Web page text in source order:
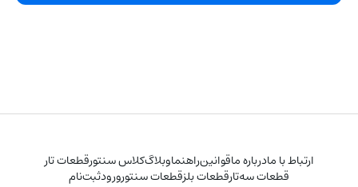
ارتباط با مادرباره ماقوانینراهنماوبلاگکلاس سنتورقطعات تار
قطعات سه‌تارقطعات بلزقطعات سنتورورودثبت‌نام